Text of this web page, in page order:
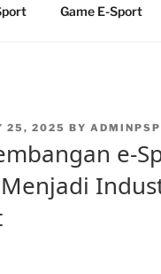
Game E-Sport
25, 2025 BY ADMINPSP
e-